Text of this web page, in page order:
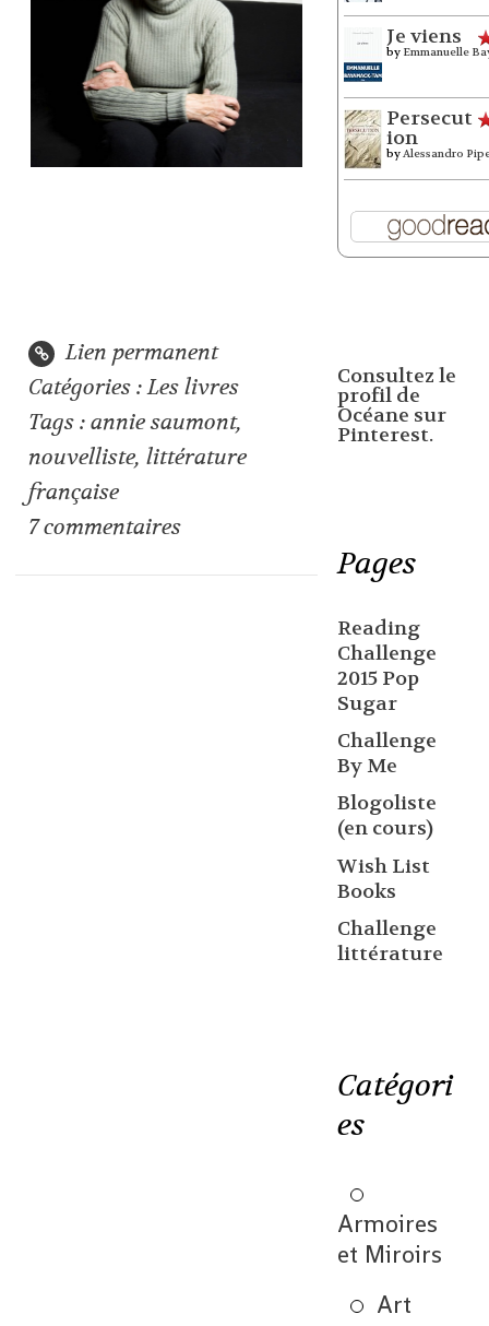
Lien permanent
Catégories :Les livres
Tags :annie saumont,
nouvelliste,littérature
française
7 commentaires
Je viens
by Emmanuelle
Persecut
ion
byAlessandro
Consultez le
profil de
Océane sur
Pinterest.
Pages
Reading
Challenge
2015 Pop
Sugar
Challenge
By Me
Blogoliste
(en cours)
Wish List
Books
Challenge
littérature
Catégori
es
Armoires
et Miroirs
Art